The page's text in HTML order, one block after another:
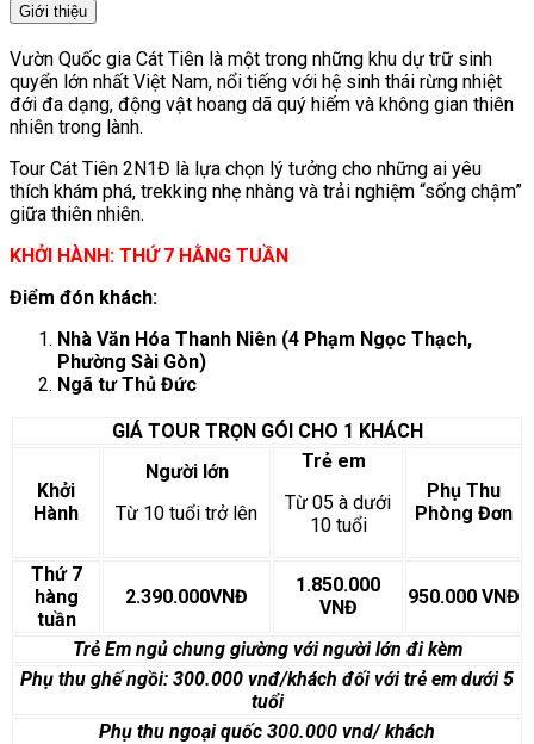
Giới thiệu
Vườn Quốc gia Cát Tiên là một trong những khu dự trữ sinh
quyển lớn nhất Việt Nam, nổi tiếng với hệ sinh thái rừng nhiệt
đới đa dạng, động vật hoang dã quý hiếm và không gian thiên
nhiên trong lành.
Tour Cát Tiên 2N1Đ là lựa chọn lý tưởng cho những ai yêu
thích khám phá, trekking nhẹ nhàng và trải nghiệm “sống chậm”
giữa thiên nhiên.
KHỞI HÀNH: THỨ 7 HẰNG TUẦN
Điểm đón khách:
Nhà Văn Hóa Thanh Niên (4 Phạm Ngọc Thạch,
Phường Sài Gòn)
Ngã tư Thủ Đức
GIÁ TOUR TRỌN GÓI CHO 1 KHÁCH
Khởi
Hành
Người lớn
Từ 10 tuổi trở lên
Trẻ em
Từ 05 à dưới
10 tuổi
Phụ Thu
Phòng Đơn
Thứ 7
hàng
tuần
2.390.000VNĐ
1.850.000
VNĐ
950.000 VNĐ
Trẻ Em ngủ chung giường với người lớn đi kèm
Phụ thu ghế ngồi: 300.000 vnđ/khách đối với trẻ em dưới 5
tuổi
Phụ thu ngoại quốc 300.000 vnd/ khách